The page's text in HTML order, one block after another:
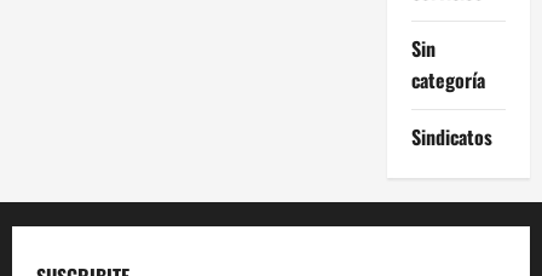
Sin
categoría
Sindicatos